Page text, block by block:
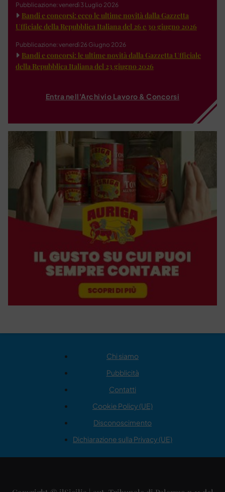
Pubblicazione: venerdì 3 Luglio 2026
Bandi e concorsi: ecco le ultime novità dalla Gazzetta
Ufficiale della Repubblica Italiana del 26 e 30 giugno 2026
Pubblicazione: venerdì 26 Giugno 2026
Bandi e concorsi: le ultime novità dalla Gazzetta Ufficiale
della Repubblica Italiana del 23 giugno 2026
Entra nell'Archivio Lavoro & Concorsi
Chi siamo
Pubblicità
Contatti
Cookie Policy (UE)
Disconoscimento
Dichiarazione sulla Privacy (UE)